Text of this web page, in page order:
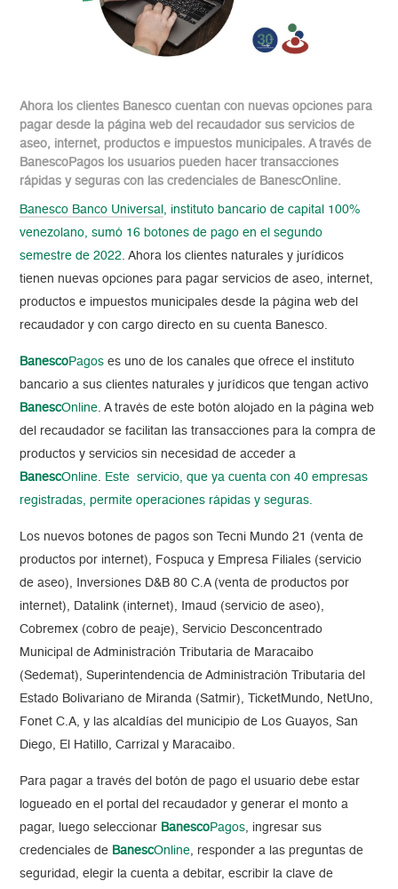
Ahora los clientes Banesco cuentan con nuevas opciones para
pagar desde la página web del recaudador sus servicios de
aseo, internet, productos e impuestos municipales. A través de
BanescoPagos los usuarios pueden hacer transacciones
rápidas y seguras con las credenciales de BanescOnline.
Banesco Banco Universal , instituto bancario de capital 100%
venezolano, sumó 16 botones de pago en el segundo
semestre de 2022. Ahora los clientes naturales y jurídicos
tienen nuevas opciones para pagar servicios de aseo, internet,
productos e impuestos municipales desde la página web del
recaudador y con cargo directo en su cuenta Banesco.
BanescoPagos es uno de los canales que ofrece el instituto
bancario a sus clientes naturales y jurídicos que tengan activo
BanescOnline. A través de este botón alojado en la página web
del recaudador se facilitan las transacciones para la compra de
productos y servicios sin necesidad de acceder a
BanescOnline. Este servicio, que ya cuenta con 40 empresas
registradas, permite operaciones rápidas y seguras.
Los nuevos botones de pagos son Tecni Mundo 21 (venta de
productos por internet), Fospuca y Empresa Filiales (servicio
de aseo), Inversiones D&B 80 C.A (venta de productos por
internet), Datalink (internet), Imaud (servicio de aseo),
Cobremex (cobro de peaje), Servicio Desconcentrado
Municipal de Administración Tributaria de Maracaibo
(Sedemat), Superintendencia de Administración Tributaria del
Estado Bolivariano de Miranda (Satmir), TicketMundo, NetUno,
Fonet C.A, y las alcaldías del municipio de Los Guayos, San
Diego, El Hatillo, Carrizal y Maracaibo.
Para pagar a través del botón de pago el usuario debe estar
logueado en el portal del recaudador y generar el monto a
pagar, luego seleccionar BanescoPagos, ingresar sus
credenciales de BanescOnline, responder a las preguntas de
seguridad, elegir la cuenta a debitar, escribir la clave de